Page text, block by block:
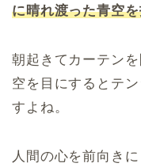
に晴れ渡った青空
朝起きてカーテン
空を目にするとテ
すよね。
人間の心を前向き